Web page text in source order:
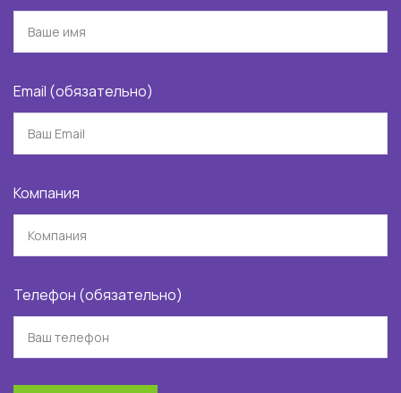
Email (обязательно)
Компания
Телефон (обязательно)